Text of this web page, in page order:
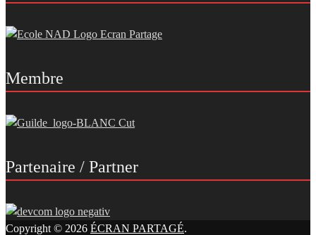
Membre
Partenaire / Partner
Copyright © 2026 ÉCRAN PARTAGÉ.